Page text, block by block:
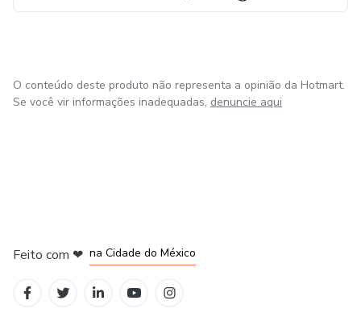
O conteúdo deste produto não representa a opinião da Hotmart.
Se você vir informações inadequadas, denuncie aqui
Feito com ❤ na Cidade do México